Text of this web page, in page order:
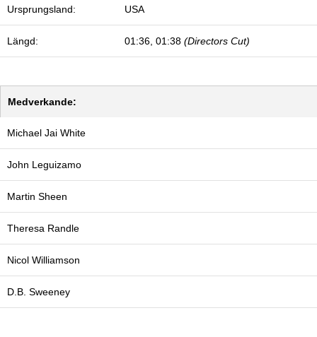
Ursprungsland: USA
Längd: 01:36, 01:38 (Directors Cut)
Medverkande:
Michael Jai White
John Leguizamo
Martin Sheen
Theresa Randle
Nicol Williamson
D.B. Sweeney